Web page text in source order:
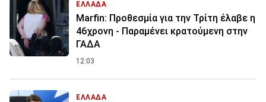
ΕΛΛΑΔΑ
Marfin: Προθεσμία για την Τρίτη έλαβε η
46χρονη - Παραμένει κρατούμενη στην
ΓΑΔΑ
12:03
ΕΛΛΑΔΑ